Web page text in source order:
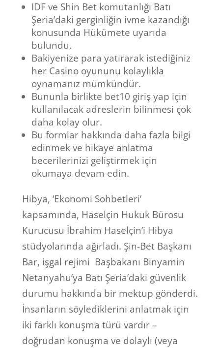
IDF ve Shin Bet komutanlığı Batı
Şeria’daki gerginliğin ivme kazandığı
konusunda Hükümete uyarıda
bulundu.
Bakiyenize para yatırarak istediğiniz
her Casino oyununu kolaylıkla
oynamanız mümkündür.
Bununla birlikte bet10 giriş yap için
kullanılacak adreslerin bilinmesi çok
daha kolay olur.
Bu formlar hakkında daha fazla bilgi
edinmek ve hikaye anlatma
becerilerinizi geliştirmek için
okumaya devam edin.
Hibya, ‘Ekonomi Sohbetleri’
kapsamında, Haselçin Hukuk Bürosu
Kurucusu İbrahim Haselçin’i Hibya
stüdyolarında ağırladı. Şin-Bet Başkanı
Bar, işgal rejimi Başbakanı Binyamin
Netanyahu’ya Batı Şeria’daki güvenlik
durumu hakkında bir mektup gönderdi.
İnsanların söylediklerini anlatmak için
iki farklı konuşma türü vardır –
doğrudan konuşma ve dolaylı (veya